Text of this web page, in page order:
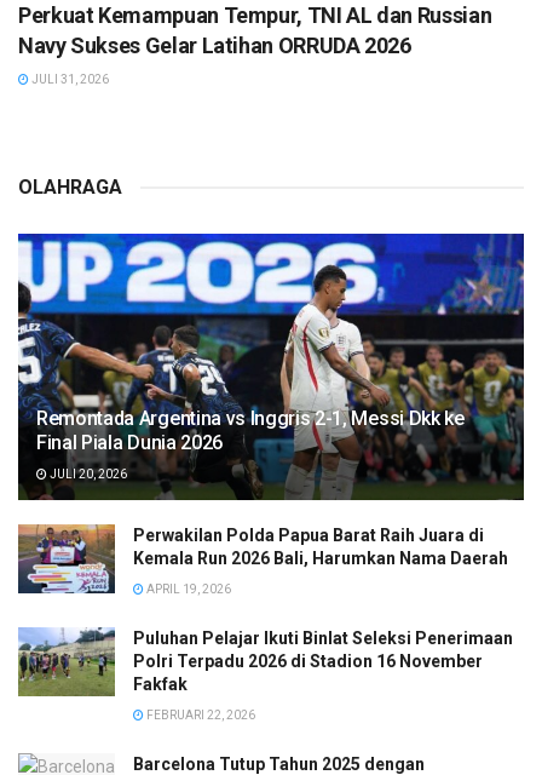
Perkuat Kemampuan Tempur, TNI AL dan Russian
Navy Sukses Gelar Latihan ORRUDA 2026
JULI 31, 2026
OLAHRAGA
Remontada Argentina vs Inggris 2-1, Messi Dkk ke
Final Piala Dunia 2026
JULI 20, 2026
Perwakilan Polda Papua Barat Raih Juara di
Kemala Run 2026 Bali, Harumkan Nama Daerah
APRIL 19, 2026
Puluhan Pelajar Ikuti Binlat Seleksi Penerimaan
Polri Terpadu 2026 di Stadion 16 November
Fakfak
FEBRUARI 22, 2026
Barcelona Tutup Tahun 2025 dengan